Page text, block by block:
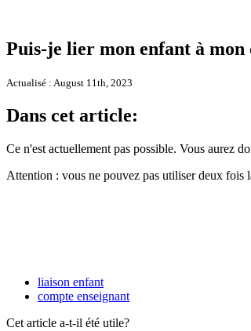
Puis-je lier mon enfant à mon
Actualisé : August 11th, 2023
Dans cet article:
Ce n'est actuellement pas possible. Vous aurez
Attention : vous ne pouvez pas utiliser deux fois
liaison enfant
compte enseignant
Cet article a-t-il été utile?